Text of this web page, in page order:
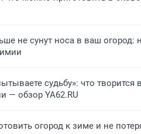
не сунут носа в ваш
судьбу»: что
— обзор YA62.RU
огород к зиме и не